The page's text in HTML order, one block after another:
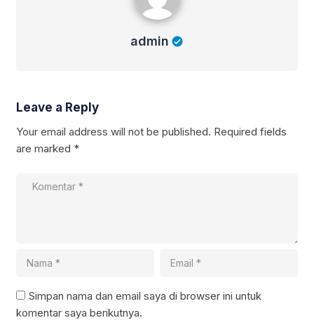
admin
Leave a Reply
Your email address will not be published. Required fields
are marked *
Simpan nama dan email saya di browser ini untuk
komentar saya berikutnya.